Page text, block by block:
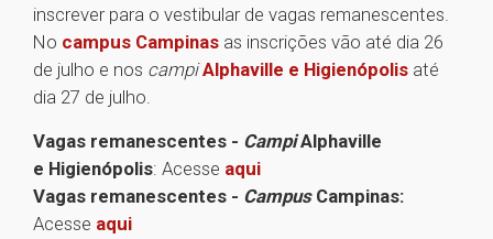
inscrever para o vestibular de vagas remanescentes.
No campus Campinas as inscrições vão até dia 26
de julho e nos campi Alphaville e Higienópolis até
dia 27 de julho.
Vagas remanescentes - CampiAlphaville
e Higienópolis: Acesse aqui
Vagas remanescentes - Campus Campinas:
Acesse aqui